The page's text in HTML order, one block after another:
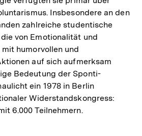
Insbesondere an den
zahlreiche studentische
von Emotionalität und
humorvollen und
auf sich aufmerksam
Bedeutung der Sponti-
ein 1978 in Berlin
Widerstandskongress:
6.000 Teilnehmern.